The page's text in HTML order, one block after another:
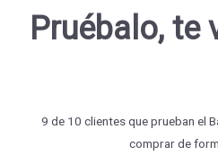
Pruébalo, te
9 de 10 clientes que prueban el
comprar de